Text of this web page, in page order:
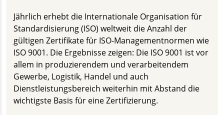
Jährlich erhebt die Internationale Organisation für
Standardisierung (ISO) weltweit die Anzahl der
gültigen Zertifikate für ISO-Managementnormen wie
ISO 9001. Die Ergebnisse zeigen: Die ISO 9001 ist vor
allem in produzierendem und verarbeitendem
Gewerbe, Logistik, Handel und auch
Dienstleistungsbereich weiterhin mit Abstand die
wichtigste Basis für eine Zertifizierung.